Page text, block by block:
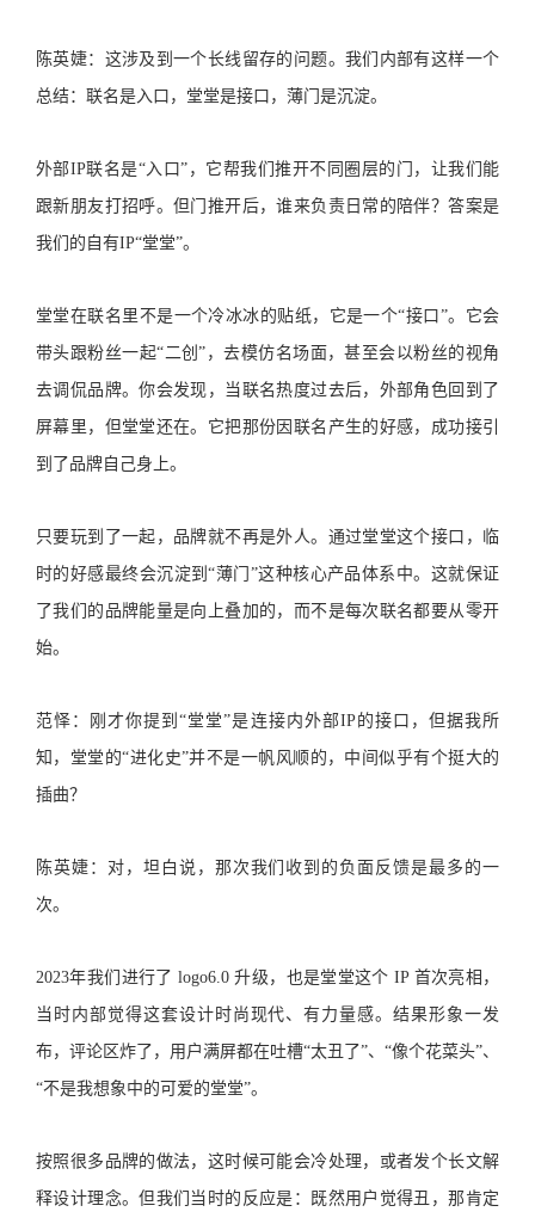
陈英婕：这涉及到一个长线留存的问题。我们内部有这样一个
总结：联名是入口，堂堂是接口，薄门是沉淀。
外部IP联名是“入口”，它帮我们推开不同圈层的门，让我们能
跟新朋友打招呼。但门推开后，谁来负责日常的陪伴？答案是
我们的自有IP“堂堂”。
堂堂在联名里不是一个冷冰冰的贴纸，它是一个“接口”。它会
带头跟粉丝一起“二创”，去模仿名场面，甚至会以粉丝的视角
去调侃品牌。你会发现，当联名热度过去后，外部角色回到了
屏幕里，但堂堂还在。它把那份因联名产生的好感，成功接引
到了品牌自己身上。
只要玩到了一起，品牌就不再是外人。通过堂堂这个接口，临
时的好感最终会沉淀到“薄门”这种核心产品体系中。这就保证
了我们的品牌能量是向上叠加的，而不是每次联名都要从零开
始。
范怿：刚才你提到“堂堂”是连接内外部IP的接口，但据我所
知，堂堂的“进化史”并不是一帆风顺的，中间似乎有个挺大的
插曲？
陈英婕：对，坦白说，那次我们收到的负面反馈是最多的一
次。
2023年我们进行了 logo6.0 升级，也是堂堂这个 IP 首次亮相，
当时内部觉得这套设计时尚现代、有力量感。结果形象一发
布，评论区炸了，用户满屏都在吐槽“太丑了”、“像个花菜头”、
“不是我想象中的可爱的堂堂”。
按照很多品牌的做法，这时候可能会冷处理，或者发个长文解
释设计理念。但我们当时的反应是：既然用户觉得丑，那肯定